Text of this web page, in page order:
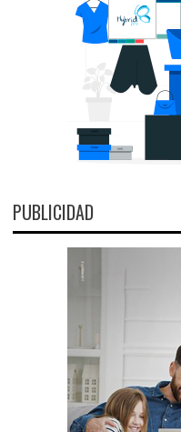
PUBLICIDAD